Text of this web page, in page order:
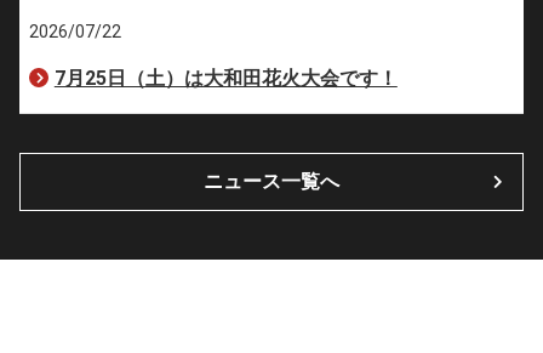
2026/07/22
7月25日（土）は大和田花火大会です！
ニュース一覧へ